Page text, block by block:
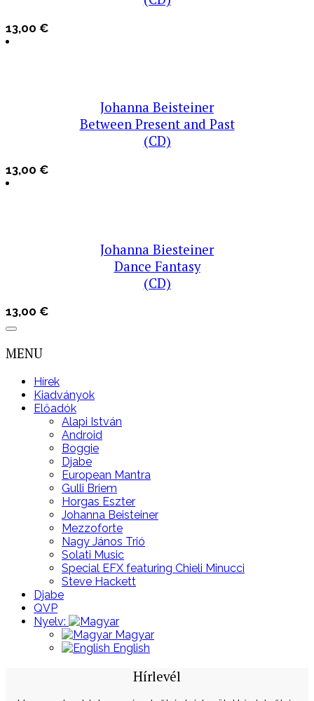
13,00 €
Johanna Beisteiner
Between Present and Past
(CD)
13,00 €
Johanna Biesteiner
Dance Fantasy
(CD)
13,00 €
MENU
Hírek
Kiadványok
Előadók
Alapi István
Android
Boggie
Djabe
European Mantra
Gulli Briem
Horgas Eszter
Johanna Beisteiner
Mezzoforte
Nagy János Trió
Solati Music
Special EFX featuring Chieli Minucci
Steve Hackett
Djabe
QVP
Nyelv:
Magyar
English
Hírlevél